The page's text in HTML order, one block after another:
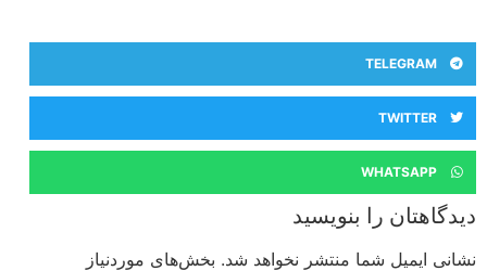
TELEGRAM
TWITTER
WHATSAPP
دیدگاهتان را بنویسید
نشانی ایمیل شما منتشر نخواهد شد. بخش‌های موردنیاز